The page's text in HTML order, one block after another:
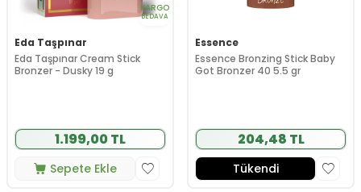
KARGO
BEDAVA
Eda Taşpınar
Eda Taşpınar Cream Stick
Bronzer - Dusky 19 g
1.199,00 TL
Sepete Ekle
Essence
Essence Bronzing Stick Baby
Got Bronzer 40 5.5 gr
204,48 TL
Tükendi